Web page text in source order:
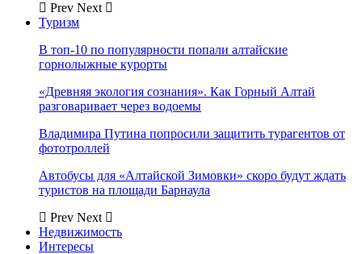
Prev Next
Туризм
В топ-10 по популярности попали алтайские
горнолыжные курорты
«Древняя экология сознания». Как Горный Алтай
разговаривает через водоемы
Владимира Путина попросили защитить турагентов от
фототроллей
Автобусы для «Алтайской Зимовки» скоро будут ждать
туристов на площади Барнаула
Prev Next
Недвижимость
Интересы